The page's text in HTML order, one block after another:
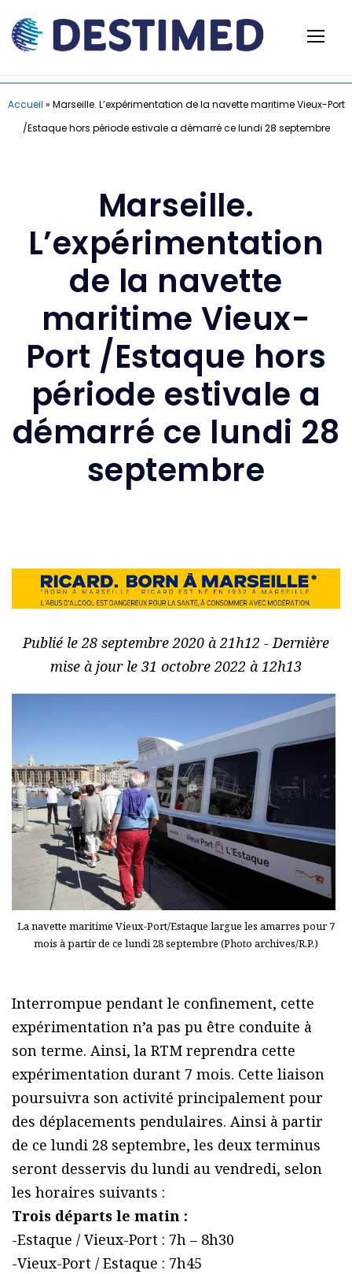
Accueil » Marseille. L’expérimentation de la navette maritime Vieux-Port
/Estaque hors période estivale a démarré ce lundi 28 septembre
Marseille.
L’expérimentation
de la navette
maritime Vieux-
Port /Estaque hors
période estivale a
démarré ce lundi 28
septembre
Publié le 28 septembre 2020 à 21h12 - Dernière
mise à jour le 31 octobre 2022 à 12h13
La navette maritime Vieux-Port/Estaque largue les amarres pour 7
mois à partir de ce lundi 28 septembre (Photo archives/R.P.)
Interrompue pendant le confinement, cette
expérimentation n’a pas pu être conduite à
son terme. Ainsi, la RTM reprendra cette
expérimentation durant 7 mois. Cette liaison
poursuivra son activité principalement pour
des déplacements pendulaires. Ainsi à partir
de ce lundi 28 septembre, les deux terminus
seront desservis du lundi au vendredi, selon
les horaires suivants :
Trois départs le matin :
-Estaque / Vieux-Port : 7h – 8h30
-Vieux-Port / Estaque : 7h45